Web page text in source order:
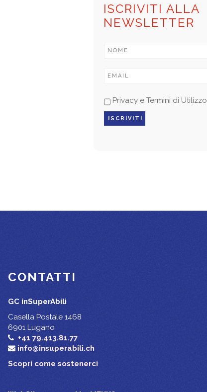
ISCRIVITI ALLA
NEWSLETTER
Privacy e Termini di Utilizzo
CONTATTI
GC inSuperAbili
Casella Postale 1468
6901 Lugano
+41 79.413.81.77
info@insuperabili.ch
Scopri come sostenerci